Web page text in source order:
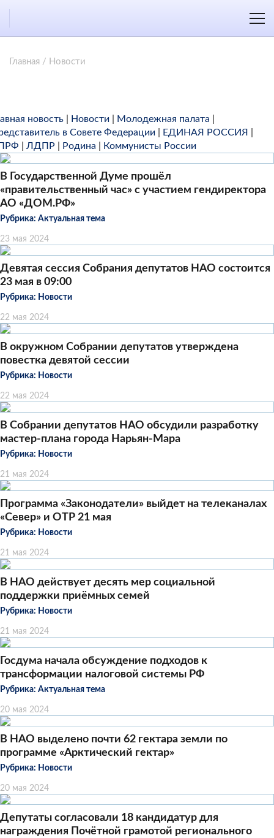
Главная / Новости
новость Новости Молодежная палата
в Совете Федерации
ЕДИНАЯ РОССИЯ
ЛДПР Родина Коммунисты России
В Государственной Думе прошёл
«правительственный час» с участием гендиректора
АО «ДОМ.РФ»
Рубрика: Актуальная тема
23 мая 2024
Девятая сессия Собрания депутатов НАО состоится
23 мая в 09:00
Рубрика: Новости
22 мая 2024
В окружном Собрании депутатов утверждена
повестка девятой сессии
Рубрика: Новости
22 мая 2024
В Собрании депутатов НАО обсудили разработку
мастер-плана города Нарьян-Мара
Рубрика: Новости
21 мая 2024
Программа «Законодатели» выйдет на телеканалах
«Север» и ОТР 21 мая
Рубрика: Новости
21 мая 2024
В НАО действует десять мер социальной
поддержки приёмных семей
Рубрика: Новости
21 мая 2024
Госдума начала обсуждение подходов к
трансформации налоговой системы РФ
Рубрика: Актуальная тема
20 мая 2024
В НАО выделено почти 62 гектара земли по
программе «Арктический гектар»
Рубрика: Новости
20 мая 2024
Депутаты согласовали 18 кандидатур для
награждения Почётной грамотой регионального